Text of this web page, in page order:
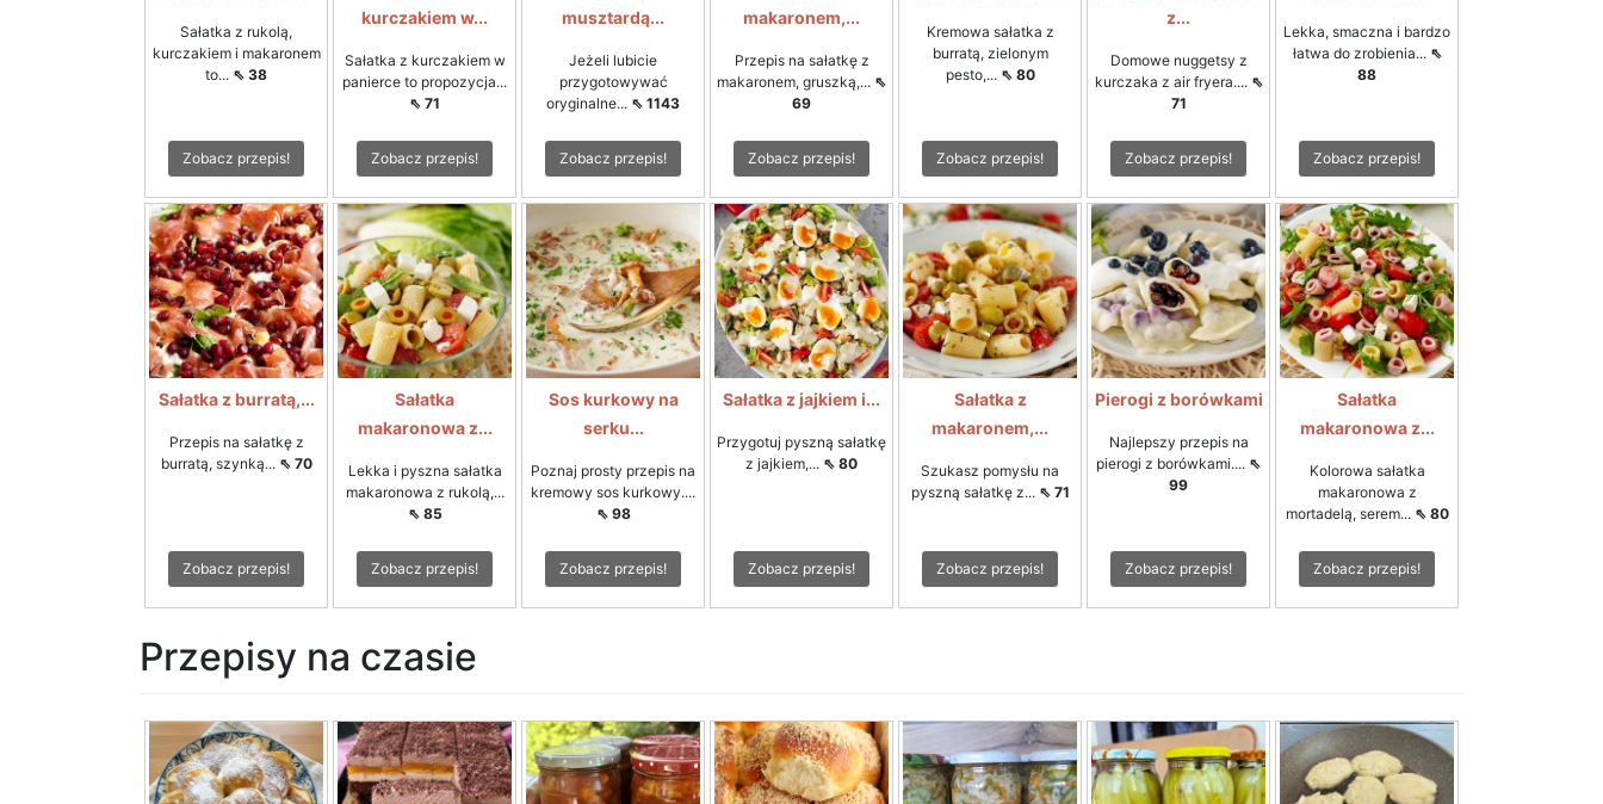
Sałatka z rukolą,
kurczakiem i makaronem
to... ⇖ 38
Zobacz przepis!
kurczakiem w...
Sałatka z kurczakiem w
panierce to propozycja...
⇖ 71
Zobacz przepis!
musztardą...
Jeżeli lubicie
przygotowywać
oryginalne... ⇖ 1143
Zobacz przepis!
makaronem,...
Przepis na sałatkę z
makaronem, gruszką,... ⇖
69
Zobacz przepis!
Kremowa sałatka z
burratą, zielonym
pesto,... ⇖ 80
Zobacz przepis!
z...
Domowe nuggetsy z
kurczaka z air fryera.... ⇖
71
Zobacz przepis!
Lekka, smaczna i bardzo
łatwa do zrobienia... ⇖
88
Zobacz przepis!
Sałatka z burratą,...
Przepis na sałatkę z
burratą, szynką... ⇖ 70
Zobacz przepis!
Sałatka
makaronowa z...
Lekka i pyszna sałatka
makaronowa z rukolą,...
⇖ 85
Zobacz przepis!
Sos kurkowy na
serku...
Poznaj prosty przepis na
kremowy sos kurkowy....
⇖ 98
Zobacz przepis!
Sałatka z jajkiem i...
Przygotuj pyszną sałatkę
z jajkiem,... ⇖ 80
Zobacz przepis!
Sałatka z
makaronem,...
Szukasz pomysłu na
pyszną sałatkę z... ⇖ 71
Zobacz przepis!
Pierogi z borówkami
Najlepszy przepis na
pierogi z borówkami.... ⇖
99
Zobacz przepis!
Sałatka
makaronowa z...
Kolorowa sałatka
makaronowa z
mortadelą, serem... ⇖ 80
Zobacz przepis!
Przepisy na czasie